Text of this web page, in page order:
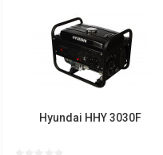
Hyundai HHY 3030F